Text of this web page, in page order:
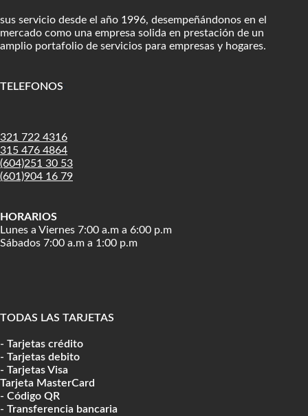
sus servicio desde el año 1996, desempeñándonos en el
mercado como una empresa solida en prestación de un
amplio portafolio de servicios para empresas y hogares.
TELEFONOS
321 722 4316
315 476 4864
(604)251 30 53
(601)904 16 79
HORARIOS
Lunes a Viernes 7:00 a.m a 6:00 p.m
Sábados 7:00 a.m a 1:00 p.m
TODAS LAS TARJETAS
- Tarjetas crédito
- Tarjetas debito
- Tarjetas Visa
Tarjeta MasterCard
- Código QR
- Transferencia bancaria